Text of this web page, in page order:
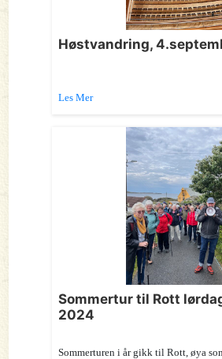
Høstvandring,
Les Mer
Sommertur til Rott
2024
Sommerturen i år gikk til Rott, øya